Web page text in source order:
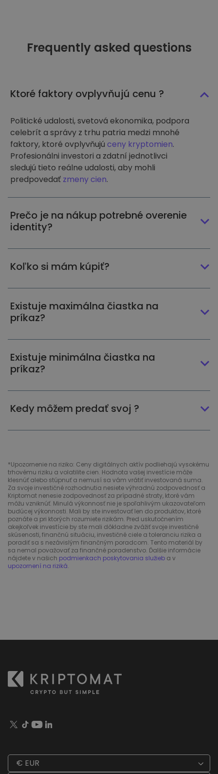
Frequently asked questions
Ktoré faktory ovplyvňujú cenu ?
Politické udalosti, svetová ekonomika, podpora
celebrít a správy z trhu patria medzi mnohé
faktory, ktoré ovplyvňujú ceny kryptomien.
Profesionálni investori a zdatní jednotlivci
sledujú tieto reálne udalosti, aby mohli
predpovedať zmeny cien.
Prečo je na nákup potrebné overenie
identity?
Koľko si mám kúpiť?
Existuje maximálna čiastka na
príkaz?
Existuje minimálna čiastka na
príkaz?
Kedy môžem predať svoj ?
*Upozornenie na riziko: Ceny digitálnych aktív podliehajú vysokému
trhovému riziku a volatilite cien. Hodnota vašej investície môže
klesnúť alebo stúpnuť a nemusí sa vám vrátiť investovaná suma.
Za svoje investičné rozhodnutia nesiete výhradnú zodpovednosť a
Kriptomat nenesie zodpovednosť za prípadné straty, ktoré vám
môžu vzniknúť. Minulá výkonnosť nie je spoľahlivým ukazovateľom
budúcej výkonnosti. Mali by ste investovať len do produktov, ktoré
poznáte a pri ktorých rozumiete rizikám. Pred uskutočnením
akejkoľvek investície by ste mali dôkladne zvážiť svoje investičné
skúsenosti, finančnú situáciu, investičné ciele a toleranciu rizika a
poradiť sa s nezávislým finančným poradcom. Tento materiál by
sa nemal považovať za finančné poradenstvo. Ďalšie informácie
nájdete v našich podmienkach poskytovania služieb a v
upozornení na riziká.
€ EUR